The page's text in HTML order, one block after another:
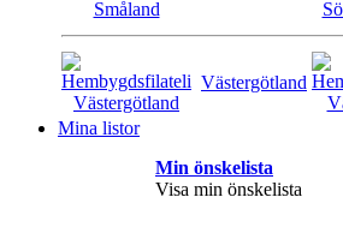
Västergötland
Mina listor
Min önskelista
Visa min önskelista